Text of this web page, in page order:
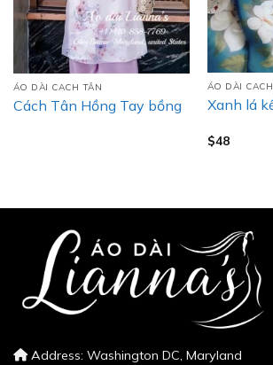
ÁO DÀI CACH TÂN
Cách Tân Hồng Tay bồng
ÁO DÀI
Xanh lá
$48
Address: Washington DC, Maryland